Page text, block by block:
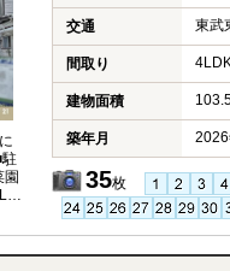
交通 東
間取り
建物面積
築年月 2026
35枚